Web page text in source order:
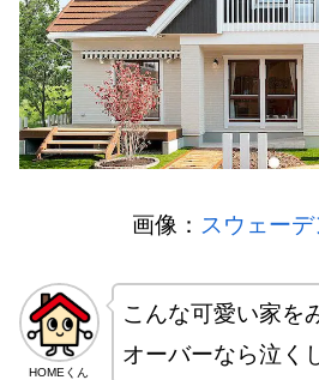
画像： スウェー
HOMEくん
こんな可愛い家を
オーバーなら泣く